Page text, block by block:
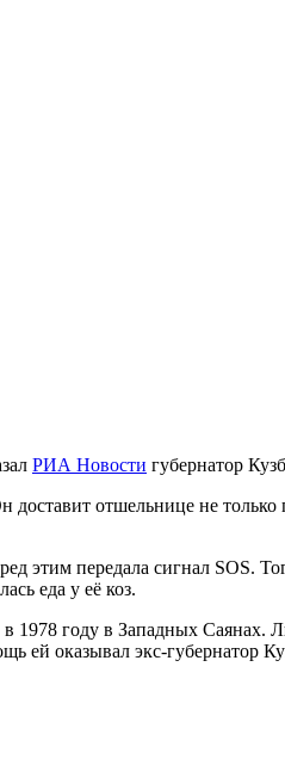
РИА Новости губернатор
отшельнице не
этим передала сигнал SOS.
еда у её коз.
1978 году в Западных
ей оказывал экс-губернатор